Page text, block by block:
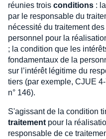
réunies trois conditions :
par le responsable du
nécessité du traitement
personnel pour la
; la condition que les
fondamentaux de la
sur l’intérêt légitime du
tiers (par exemple, CJUE
n° 146).
S'agissant de la condition
traitement pour la
responsable de ce